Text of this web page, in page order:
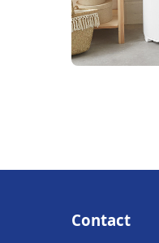
Contact